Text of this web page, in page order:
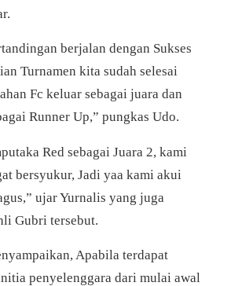
berjalan dengan Sukses
Turnamen kita sudah selesai
Fc keluar sebagai juara dan
Runner Up,” pungkas Udo.
Red sebagai Juara 2, kami
bersyukur, Jadi yaa kami akui
ujar Yurnalis yang juga
Gubri tersebut.
Apabila terdapat
penyelenggara dari mulai awal